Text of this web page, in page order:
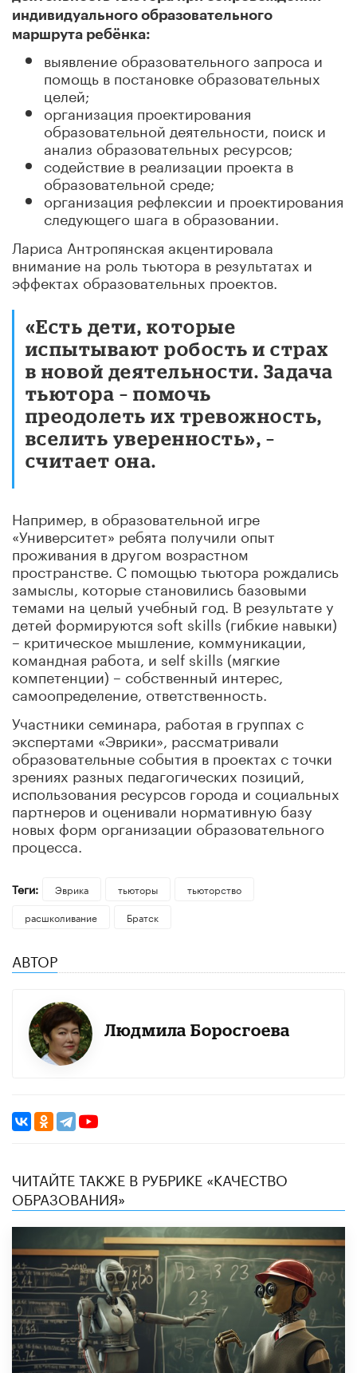
индивидуального образовательного
маршрута ребёнка:
выявление образовательного запроса и
помощь в постановке образовательных
целей;
организация проектирования
образовательной деятельности, поиск и
анализ образовательных ресурсов;
содействие в реализации проекта в
образовательной среде;
организация рефлексии и проектирования
следующего шага в образовании.
Лариса Антропянская акцентировала
внимание на роль тьютора в результатах и
эффектах образовательных проектов.
«Есть дети, которые
испытывают робость и страх
в новой деятельности. Задача
тьютора – помочь
преодолеть их тревожность,
вселить уверенность», –
считает она.
Например, в образовательной игре
«Университет» ребята получили опыт
проживания в другом возрастном
пространстве. С помощью тьютора рождались
замыслы, которые становились базовыми
темами на целый учебный год. В результате у
детей формируются soft skills (гибкие навыки)
– критическое мышление, коммуникации,
командная работа, и self skills (мягкие
компетенции) – собственный интерес,
самоопределение, ответственность.
Участники семинара, работая в группах с
экспертами «Эврики», рассматривали
образовательные события в проектах с точки
зрениях разных педагогических позиций,
использования ресурсов города и социальных
партнеров и оценивали нормативную базу
новых форм организации образовательного
процесса.
Теги: Эврика тьюторы
тьюторство
расшколивание
Братск
АВТОР
Людмила Боросгоева
ЧИТАЙТЕ ТАКЖЕ В РУБРИКЕ «КАЧЕСТВО
ОБРАЗОВАНИЯ»